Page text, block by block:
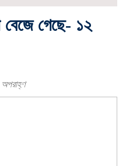
বেজে গেছে- ১২